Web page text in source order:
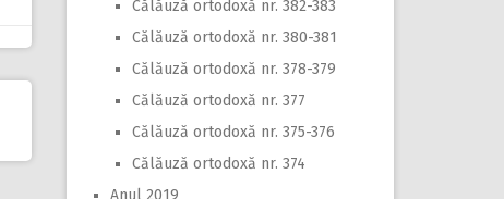
Călăuză ortodoxă nr. 382-383
Călăuză ortodoxă nr. 380-381
Călăuză ortodoxă nr. 378-379
Călăuză ortodoxă nr. 377
Călăuză ortodoxă nr. 375-376
Călăuză ortodoxă nr. 374
Anul 2019